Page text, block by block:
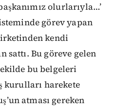
olurlarıyla…’
görev yapan
kendi
sattı. Bu göreve gelen
bu belgeleri
kurulları harekete
atması gereken